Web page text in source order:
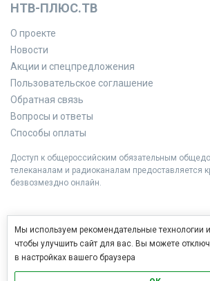
НТВ-ПЛЮС.ТВ
О проекте
Новости
Акции и спецпредложения
Пользовательское соглашение
Обратная связь
Вопросы и ответы
Способы оплаты
Доступ к общероссийским обязательным
телеканалам и радиоканалам предоставляется
безвозмездно онлайн.
Мы используем рекомендательные технологии
чтобы улучшить сайт для вас. Вы можете
в настройках вашего браузера